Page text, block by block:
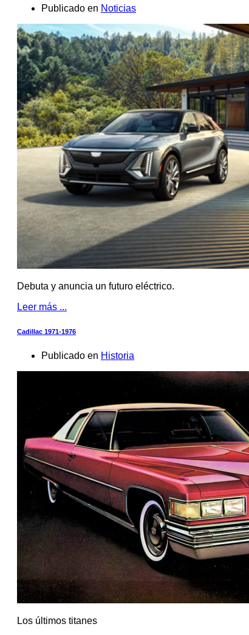
Publicado en Noticias
Debuta y anuncia un futuro eléctrico.
Leer más ...
Cadillac 1971-1976
Publicado en Historia
Los últimos titanes